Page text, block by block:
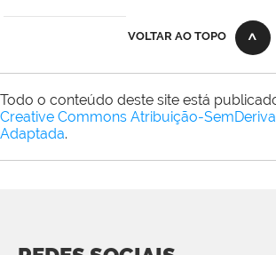
VOLTAR AO TOPO
Todo o conteúdo deste site está
Creative Commons Atribuição-
Adaptada.